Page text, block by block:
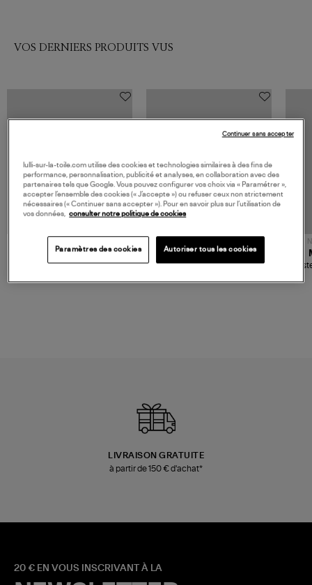
VOS DERNIERS PRODUITS VUS
JEROME DREYFUSS
Sac Bobi S Cuir Lamé
TORAL
Mocassins Killian Sport
LIVRAISON GRATUITE
à partir de 150 € d'achat*
20 € EN VOUS INSCRIVANT À LA
lulli-sur-la-toile.com utilise des cookies et technologies similaires à des fins de
performance, personnalisation, publicité et analyses, en collaboration avec des
partenaires tels que Google. Vous pouvez configurer vos choix via « Paramétrer »,
accepter l’ensemble des cookies (« J’accepte ») ou refuser ceux non strictement
nécessaires (« Continuer sans accepter »). Pour en savoir plus sur l’utilisation de
vos données,
consulter notre politique de cookies
Paramètres des cookies Autoriser tous les cookies
Continuer sans accepter